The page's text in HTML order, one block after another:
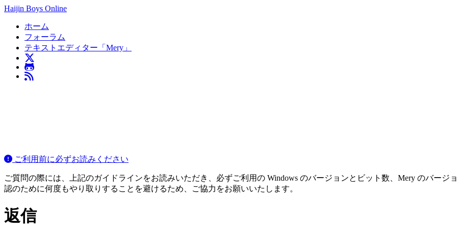
Haijin Boys Online
ホーム
フォーラム
テキストエディター「Mery」
ご利用前に必ずお読みください
ご質問の際には、上記のガイドラインをお読みいただき、必ずご利用の Windows のバージョンとビット数、Mery のバー
認のために何度もやり取りすることを避けるため、ご協力をお願いいたします。
返信